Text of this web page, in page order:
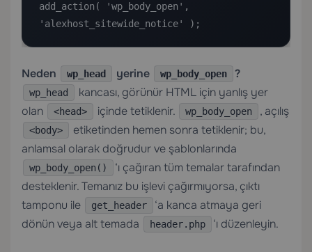
add_action( 'wp_body_open',
'alexhost_sitewide_notice' );
Neden wp_head yerine wp_body_open ?
wp_head
kancası, görünür HTML için yanlış yer
olan
<head> içinde tetiklenir. wp_body_open , açılış
<body>
etiketinden hemen sonra tetiklenir; bu,
anlamsal olarak doğrudur ve şablonlarında
wp_body_open()
‘ı çağıran tüm temalar tarafından
desteklenir. Temanız bu işlevi çağırmıyorsa, çıktı
tamponu ile
get_header
‘a kanca atmaya geri
dönün veya alt temada
header.php ‘ı düzenleyin.